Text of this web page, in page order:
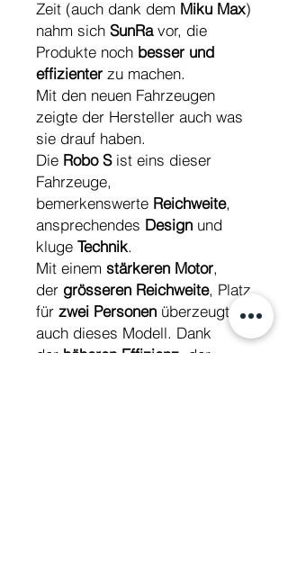
Zeit (auch dank dem Miku Max)
nahm sich SunRavor, die
Produkte noch besser und
effizienter zu machen.
Mit den neuen Fahrzeugen
zeigte der Hersteller auch was
sie drauf haben.
Die Robo Sist eins dieser
Fahrzeuge,
bemerkenswerte Reichweite,
ansprechendes Design und
kluge Technik.
Mit einem stärkeren Motor,
der grösseren Reichweite, Platz
für zwei Personen überzeugt
auch dieses Modell. Dank
der höheren Effizienz , der